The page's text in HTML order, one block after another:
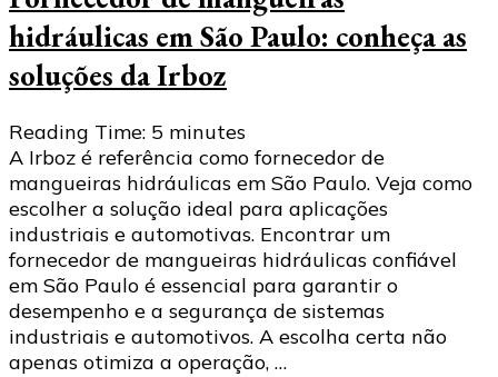
hidráulicas em São Paulo: conheça as
soluções da Irboz
Reading Time: 5 minutes
A Irboz é referência como fornecedor de
mangueiras hidráulicas em São Paulo. Veja como
escolher a solução ideal para aplicações
industriais e automotivas. Encontrar um
fornecedor de mangueiras hidráulicas confiável
em São Paulo é essencial para garantir o
desempenho e a segurança de sistemas
industriais e automotivos. A escolha certa não
apenas otimiza a operação, …